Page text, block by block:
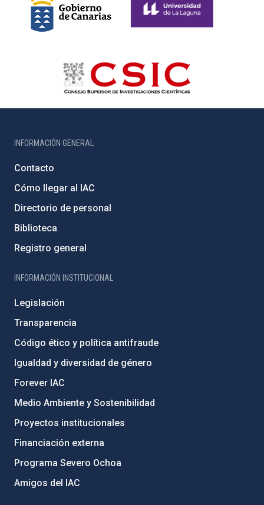
INFORMACIÓN GENERAL
Contacto
Cómo llegar al IAC
Directorio de personal
Biblioteca
Registro general
INFORMACIÓN INSTITUCIONAL
Legislación
Transparencia
Código ético y política antifraude
Igualdad y diversidad de género
Forever IAC
Medio Ambiente y Sostenibilidad
Proyectos institucionales
Financiación externa
Programa Severo Ochoa
Amigos del IAC